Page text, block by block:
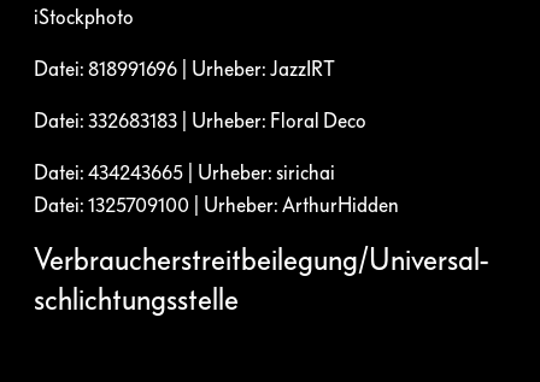
iStockphoto
Datei: 818991696 | Urheber: JazzIRT
Datei: 332683183 | Urheber: Floral Deco
Datei: 434243665 | Urheber: sirichai
Datei: 1325709100 | Urheber: ArthurHidden
Verbraucher­streit­beilegung/Universal­
schlichtungs­stelle